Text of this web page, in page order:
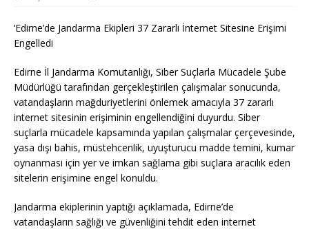
‘Edirne’de Jandarma Ekipleri 37 Zararlı İnternet Sitesine Erişimi
Engelledi
Edirne İl Jandarma Komutanlığı, Siber Suçlarla Mücadele Şube
Müdürlüğü tarafından gerçekleştirilen çalışmalar sonucunda,
vatandaşların mağduriyetlerini önlemek amacıyla 37 zararlı
internet sitesinin erişiminin engellendiğini duyurdu. Siber
suçlarla mücadele kapsamında yapılan çalışmalar çerçevesinde,
yasa dışı bahis, müstehcenlik, uyuşturucu madde temini, kumar
oynanması için yer ve imkan sağlama gibi suçlara aracılık eden
sitelerin erişimine engel konuldu.
Jandarma ekiplerinin yaptığı açıklamada, Edirne’de
vatandaşların sağlığı ve güvenliğini tehdit eden internet